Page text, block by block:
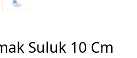
Suluk 10 Cm